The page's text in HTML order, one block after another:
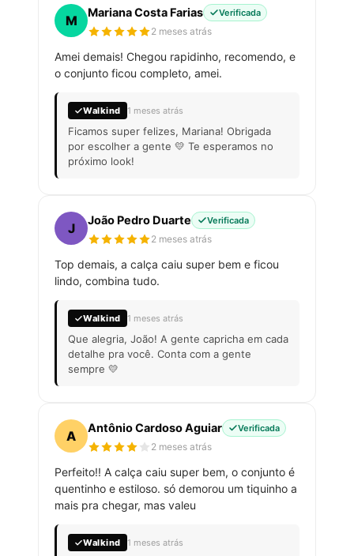
M
Mariana Costa Farias Verificada
2 meses atrás
Amei demais! Chegou rapidinho, recomendo, e
o conjunto ficou completo, amei.
Walkind 1 meses atrás
Ficamos super felizes, Mariana! Obrigada
por escolher a gente 💛 Te esperamos no
próximo look!
J
João Pedro Duarte Verificada
2 meses atrás
Top demais, a calça caiu super bem e ficou
lindo, combina tudo.
Walkind 1 meses atrás
Que alegria, João! A gente capricha em cada
detalhe pra você. Conta com a gente
sempre 💛
A
Antônio Cardoso Aguiar Verificada
2 meses atrás
Perfeito!! A calça caiu super bem, o conjunto é
quentinho e estiloso. só demorou um tiquinho a
mais pra chegar, mas valeu
Walkind 1 meses atrás